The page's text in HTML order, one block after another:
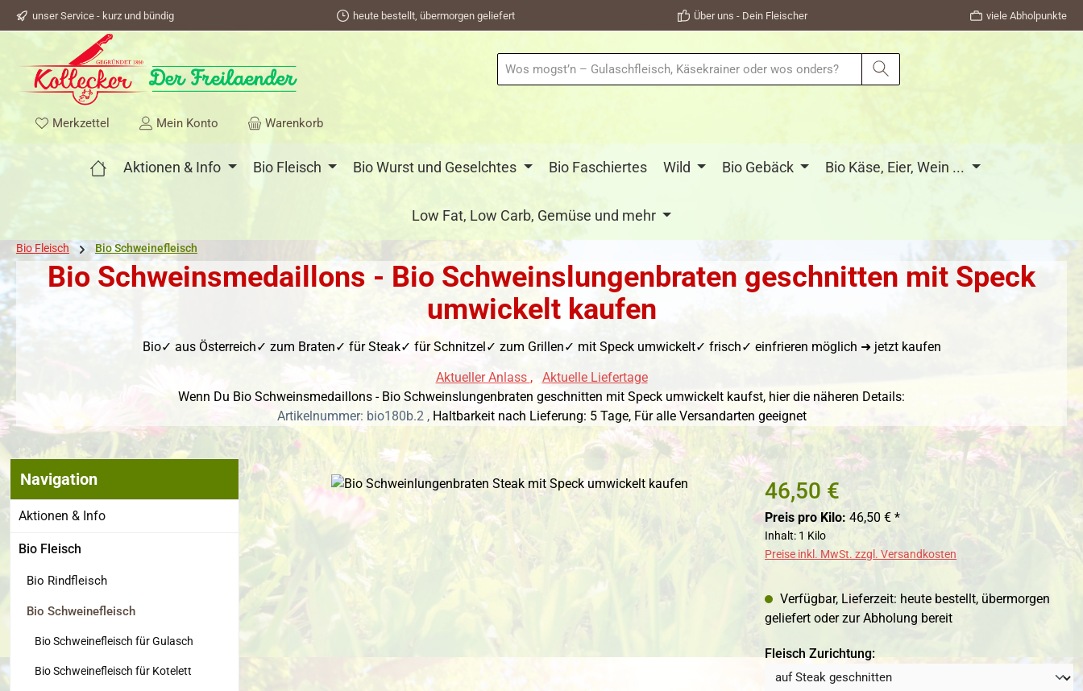
Zur Hauptnavigation springen
unser Service - kurz und bündig heute bestellt, übermorgen geliefert Über uns - Dein Fleischer viele Abholpunkte
Merkzettel Du hast 0 Produkte auf dem Merkzettel
Mein Konto Warenkorb
Aktionen & Info Bio Fleisch Bio Wurst und Geselchtes Bio Faschiertes Wild Bio Gebäck Bio Käse, Eier, Wein ...
Low Fat, Low Carb, Gemüse und mehr
Bio Fleisch Bio Schweinefleisch
Bio Schweinsmedaillons - Bio Schweinslungenbraten geschnitten mit Speck
umwickelt kaufen
Bio✓ aus Österreich✓ zum Braten✓ für Steak✓ für Schnitzel✓ zum Grillen✓ mit Speck umwickelt✓ frisch✓ einfrieren möglich ➜ jetzt kaufen
Aktueller Anlass ,
Aktuelle Liefertage
Wenn Du Bio Schweinsmedaillons - Bio Schweinslungenbraten geschnitten mit Speck umwickelt kaufst, hier die näheren Details:
Artikelnummer: bio180b.2 , Haltbarkeit nach Lieferung: 5 Tage, Für alle Versandarten geeignet
Navigation
Aktionen & Info
Bio Fleisch
Bio Rindfleisch
Bio Schweinefleisch
Bio Schweinefleisch für Gulasch
Bio Schweinefleisch für Kotelett
Bildergalerie überspringen 46,50 €
Preis pro Kilo: 46,50 € *
Inhalt: 1 Kilo
Preise inkl. MwSt. zzgl. Versandkosten
Verfügbar, Lieferzeit: heute bestellt, übermorgen
geliefert oder zur Abholung bereit
Fleisch Zurichtung:auswählen